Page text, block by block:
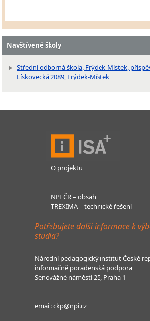
Navštívené školy
Střední odborná škola, Frýdek-Místek,
Lískovecká 2089, Frýdek-Místek
O projektu
NPI ČR – obsah
TREXIMA – technické řešení
Potřebujete další informace k
studia?
Národní pedagogický institut České
informačně poradenská podpora
Senovážné náměstí 25, Praha 1
email:ckp@npi.cz